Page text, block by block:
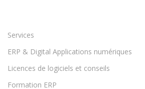
Services
ERP & Digital Applications numériques
Licences de logiciels et conseils
Formation ERP